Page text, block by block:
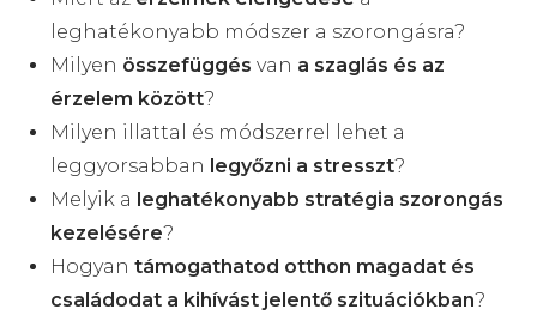
leghatékonyabb módszer a szorongásra?
Milyen összefüggés van a szaglás és az
érzelem között?
Milyen illattal és módszerrel lehet a
leggyorsabban legyőzni a stresszt?
Melyik a leghatékonyabb stratégia szorongás
kezelésére?
Hogyantámogathatod otthon magadat és
családodat a kihívást jelentő szituációkban?